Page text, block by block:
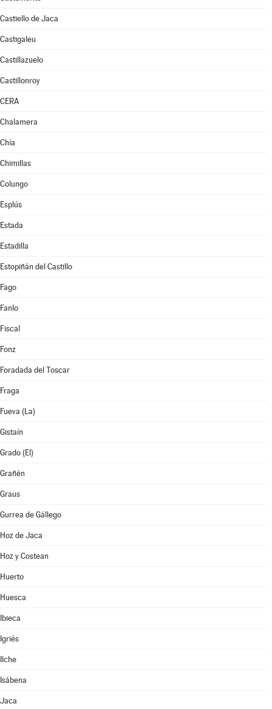
Castiello de Jaca
Castigaleu
Castillazuelo
Castillonroy
CERA
Chalamera
Chía
Chimillas
Colungo
Esplús
Estada
Estadilla
Estopiñán del Castillo
Fago
Fanlo
Fiscal
Fonz
Foradada del Toscar
Fraga
Fueva (La)
Gistaín
Grado (El)
Grañén
Graus
Gurrea de Gállego
Hoz de Jaca
Hoz y Costean
Huerto
Huesca
Ibieca
Igriés
Ilche
Isábena
Jaca